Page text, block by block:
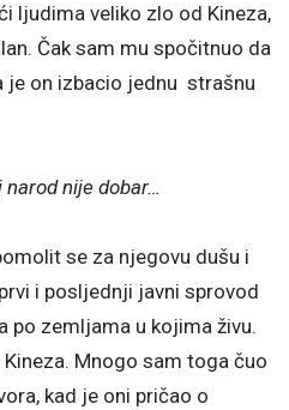
ljudima veliko zlo od Kineza,
Čak sam mu spočitnuo da
je on izbacio jednu strašnu
narod nije dobar…
se za njegovu dušu i
i posljednji javni sprovod
po zemljama u kojima živu.
Mnogo sam toga čuo
kad je oni pričao o